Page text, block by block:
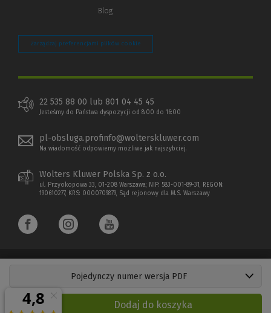
Pojedynczy numer wersja PDF
Dodaj do koszyka
Blog
Zarządzaj preferencjami plików cookie
22 535 88 00 lub 801 04 45 45
Jesteśmy do Państwa dyspozycji od 8:00 do 16:00
pl-obsluga.profinfo@wolterskluwer.com
Na wiadomość odpowiemy możliwe jak najszybciej.
Wolters Kluwer Polska Sp. z o.o.
ul. Przyokopowa 33, 01-208 Warszawa; NIP: 583-001-89-31, REGON:
190610277, KRS: 0000709879, Sąd rejonowy dla M.S. Warszawy
Copyright 1997 - 2026 Wolters Kluwer Polska Sp. z o.o.